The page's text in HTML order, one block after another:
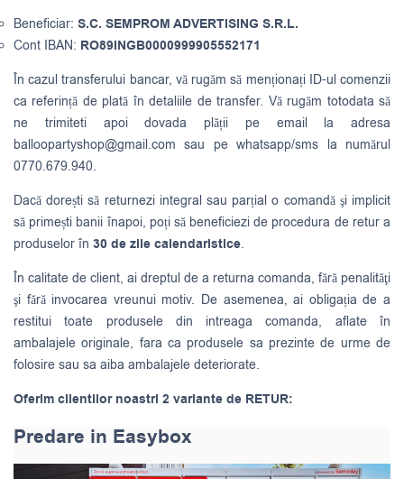
Beneficiar: S.C. SEMPROM ADVERTISING S.R.L.
Cont IBAN: RO89INGB0000999905552171
În cazul transferului bancar, vă rugăm să menționați ID-ul comenzii
ca referință de plată în detaliile de transfer. Vă rugăm totodata să
ne trimiteti apoi dovada plății pe email la adresa
balloopartyshop@gmail.com sau pe whatsapp/sms la numărul
0770.679.940.
Dacă dorești să returnezi integral sau parțial o comandă şi implicit
să primești banii înapoi, poți să beneficiezi de procedura de retur a
produselor în 30 de zile calendaristice.
În calitate de client, ai dreptul de a returna comanda, fără penalităţi
şi fără invocarea vreunui motiv. De asemenea, ai obligația de a
restitui toate produsele din intreaga comanda, aflate în
ambalajele originale, fara ca produsele sa prezinte de urme de
folosire sau sa aiba ambalajele deteriorate.
Oferim clientilor noastri 2 variante de RETUR:
Predare in Easybox